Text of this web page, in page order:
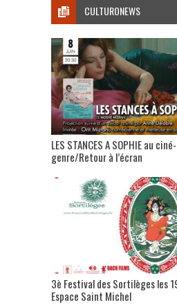
CULTURONEWS
LES STANCES A SOPHIE au
genre/Retour à l’écran
3è Festival des Sortilèges les
Espace Saint Michel